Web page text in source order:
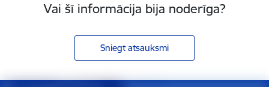
Vai šī informācija bija noderīga?
Sniegt atsauksmi